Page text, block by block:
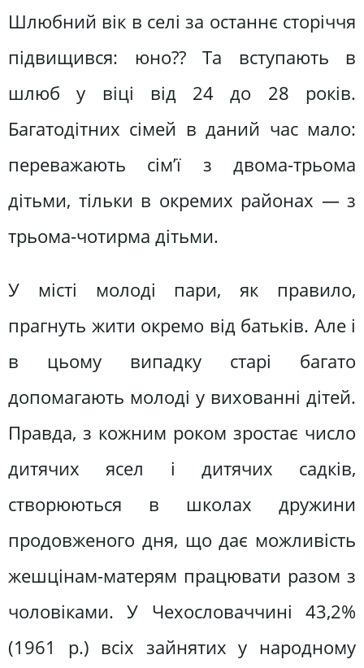
Шлюбний вік в селі за останнє сторіччя
підвищився: юно?? Та вступають в
шлюб у віці від 24 до 28 років.
Багатодітних сімей в даний час мало:
переважають сім’ї з двома-трьома
дітьми, тільки в окремих районах — з
трьома-чотирма дітьми.
У місті молоді пари, як правило,
прагнуть жити окремо від батьків. Але і
в цьому випадку старі багато
допомагають молоді у вихованні дітей.
Правда, з кожним роком зростає число
дитячих ясел і дитячих садків,
створюються в школах дружини
продовженого дня, що дає можливість
жешцінам-матерям працювати разом з
чоловіками. У Чехословаччині 43,2%
(1961 р.) всіх зайнятих у народному